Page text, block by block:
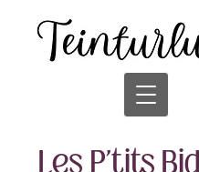
Les P'tits